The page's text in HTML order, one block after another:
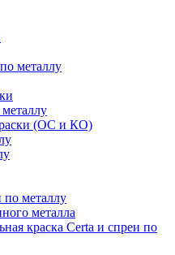
металлу
(ОС и КО)
металлу
металла
краска Certa и спреи по